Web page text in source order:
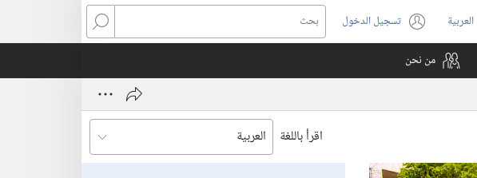
اختر
اللغة
العربية تسجيل الدخول
(يفتح
نافذة
بحث
من نحن
اقرأ باللغة